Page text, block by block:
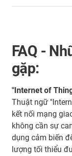
FAQ -
gặp:
"Internet of
Thuật ngữ
kết nối mạng
không cần sự
dụng cảm biến
lượng tối thiểu